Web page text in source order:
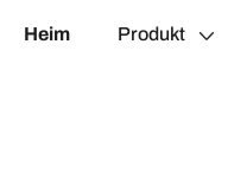
Heim Produkt